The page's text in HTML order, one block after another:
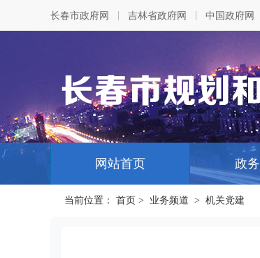
长春市政府网 吉林省政府网 中国政府网
网站首页 政
当前位置： 首页 > 业务频道 > 机关党建